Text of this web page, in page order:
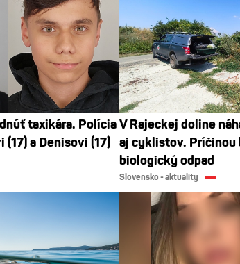
taxikára. Polícia
a Denisovi (17)
V Rajeckej doline
aj cyklistov. Príčinou
biologický odpad
Slovensko - aktuality